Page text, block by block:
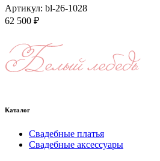
Артикул: bl-26-1028
62 500 ₽
Каталог
Свадебные платья
Свадебные аксессуары